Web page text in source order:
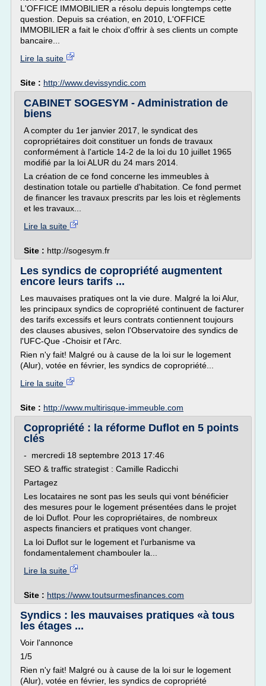
L'OFFICE IMMOBILIER a résolu depuis longtemps cette
question. Depuis sa création, en 2010, L'OFFICE
IMMOBILIER a fait le choix d'offrir à ses clients un compte
bancaire...
Lire la suite
Site : http://www.devissyndic.com
CABINET SOGESYM - Administration de
biens
A compter du 1er janvier 2017, le syndicat des
copropriétaires doit constituer un fonds de travaux
conformément à l'article 14-2 de la loi du 10 juillet 1965
modifié par la loi ALUR du 24 mars 2014.
La création de ce fond concerne les immeubles à
destination totale ou partielle d'habitation. Ce fond permet
de financer les travaux prescrits par les lois et règlements
et les travaux...
Lire la suite
Site : http://sogesym.fr
Les syndics de copropriété augmentent
encore leurs tarifs ...
Les mauvaises pratiques ont la vie dure. Malgré la loi Alur,
les principaux syndics de copropriété continuent de facturer
des tarifs excessifs et leurs contrats contiennent toujours
des clauses abusives, selon l'Observatoire des syndics de
l'UFC-Que -Choisir et l'Arc.
Rien n'y fait! Malgré ou à cause de la loi sur le logement
(Alur), votée en février, les syndics de copropriété...
Lire la suite
Site : http://www.multirisque-immeuble.com
Copropriété : la réforme Duflot en 5 points
clés
- mercredi 18 septembre 2013 17:46
SEO & traffic strategist : Camille Radicchi
Partagez
Les locataires ne sont pas les seuls qui vont bénéficier
des mesures pour le logement présentées dans le projet
de loi Duflot. Pour les copropriétaires, de nombreux
aspects financiers et pratiques vont changer.
La loi Duflot sur le logement et l'urbanisme va
fondamentalement chambouler la...
Lire la suite
Site : https://www.toutsurmesfinances.com
Syndics : les mauvaises pratiques «à tous
les étages ...
Voir l'annonce
1/5
Rien n'y fait! Malgré ou à cause de la loi sur le logement
(Alur), votée en février, les syndics de copropriété